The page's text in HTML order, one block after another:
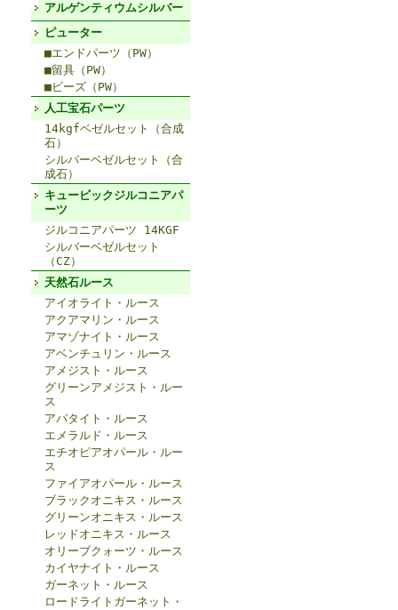
アルゲンティウムシルバー
ピューター
■エンドパーツ（PW）
■留具（PW）
■ビーズ（PW）
人工宝石パーツ
14kgfベゼルセット（合成
石）
シルバーベゼルセット（合
成石）
キュービックジルコニアパ
ーツ
ジルコニアパーツ 14KGF
シルバーベゼルセット
（CZ）
天然石ルース
アイオライト・ルース
アクアマリン・ルース
アマゾナイト・ルース
アベンチュリン・ルース
アメジスト・ルース
グリーンアメジスト・ルー
ス
アパタイト・ルース
エメラルド・ルース
エチオピアオパール・ルー
ス
ファイアオパール・ルース
ブラックオニキス・ルース
グリーンオニキス・ルース
レッドオニキス・ルース
オリーブクォーツ・ルース
カイヤナイト・ルース
ガーネット・ルース
ロードライトガーネット・